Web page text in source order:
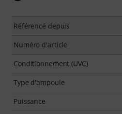
Référencé depuis
Numéro d'article
Conditionnement (UVC)
Type d'ampoule
Puissance